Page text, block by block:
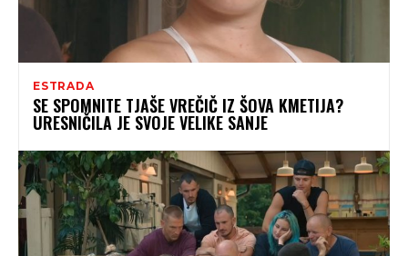
ESTRADA
SE SPOMNITE TJAŠE VREČIČ IZ ŠOVA KMETIJA?
URESNIČILA JE SVOJE VELIKE SANJE